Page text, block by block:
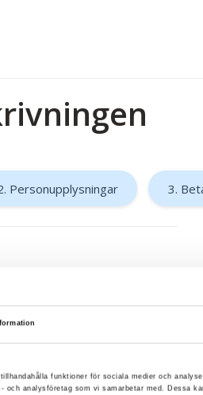
funktioner för sociala medier och
analysföretag som vi samarbetar med. Dessa
Personupplysningar 3.